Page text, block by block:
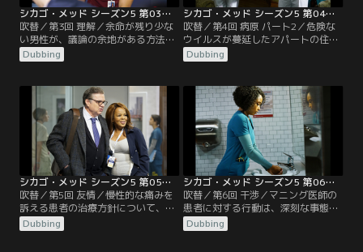
シカゴ・メッド シーズン5 第03話／吹替
吹替／第3回 理解／余命が残り少な
い男性が、議論の余地がある方法で
寿命を守ろうとし、チョイ医師とチ
ャールズ医師は難しい決断を迫られ
ありの患者への対応をめぐって衝突
し、ウィルはナタリーの判断能力に
疑問を呈す。シャロンが、マギーに
補佐の看護師をつけ、マギーは狼狽
える。
Dubbing
シカゴ・メッド シーズン5 第04話／吹替
吹替／第4回 病原 パート2／危険な
ウイルスが蔓延したアパートの住民
全員が隔離される。シカゴ警察はバ
イオテロ事件の手がかりを追い、ウ
る。
Dubbing
シカゴ・メッド シーズン5 第05話／吹替
吹替／第5回 友情／慢性的な痛みを
訴える患者の治療方針について、チ
ョイ医師とマルセル医師は意見が一
致しない。マギーについての噂が広
Dubbing
シカゴ・メッド シーズン5 第06話／吹替
吹替／第6回 干渉／マニング医師の
患者に対する行動は、深刻な事態を
招いている。エイプリルとノアは、
暴漢に襲われて怪我をした患者につ
Dubbing